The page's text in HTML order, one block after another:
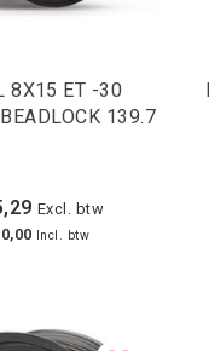
8X15 ET -30
139.7
Excl. btw
Incl. btw